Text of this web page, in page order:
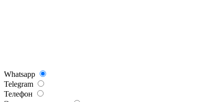
Whatsapp
Telegram
Телефон